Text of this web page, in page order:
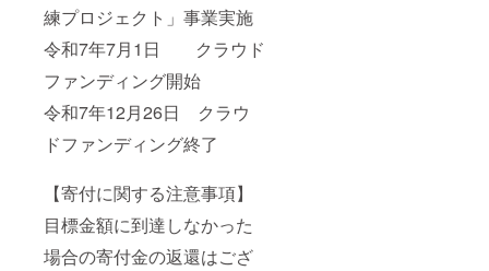
練プロジェクト」事業実施
令和7年7月1日 クラウド
ファンディング開始
令和7年12月26日 クラウ
ドファンディング終了
【寄付に関する注意事項】
目標金額に到達しなかった
場合の寄付金の返還はござ